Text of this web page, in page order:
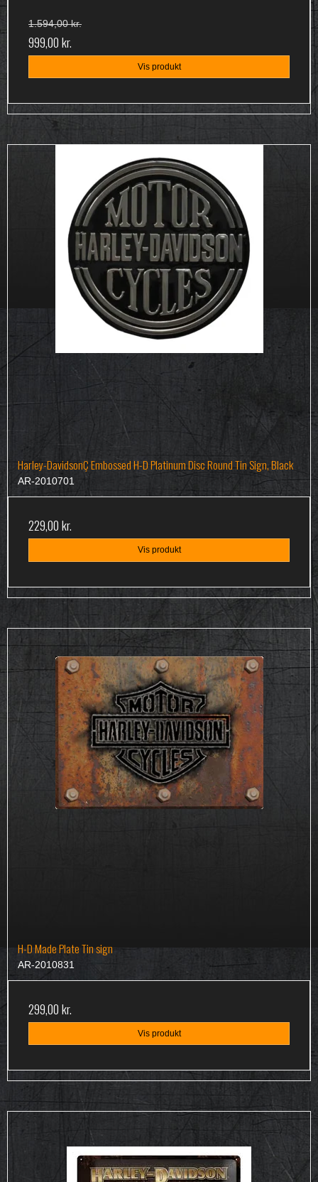
1.594,00 kr.
999,00 kr.
Vis produkt
Harley-DavidsonÇ Embossed H-D Platinum Disc Round Tin Sign, Black
AR-2010701
229,00 kr.
Vis produkt
H-D Made Plate Tin sign
AR-2010831
299,00 kr.
Vis produkt